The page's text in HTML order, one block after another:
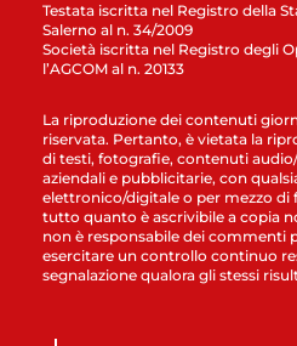
Testata iscritta nel Registro della
Salerno al n. 34/2009
Società iscritta nel Registro degli
l’AGCOM al n. 20133
La riproduzione dei contenuti
riservata. Pertanto, è vietata la
di testi, fotografie, contenuti
aziendali e pubblicitarie, con
elettronico/digitale o per mezzo di
tutto quanto è ascrivibile a copia
non è responsabile dei commenti
esercitare un controllo continuo
segnalazione qualora gli stessi